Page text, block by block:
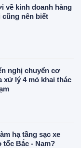
về kinh doanh hàng
cũng nên biết
nghị chuyển cơ
xử lý 4 mỏ khai thác
hạ tầng sạc xe
tốc Bắc - Nam?